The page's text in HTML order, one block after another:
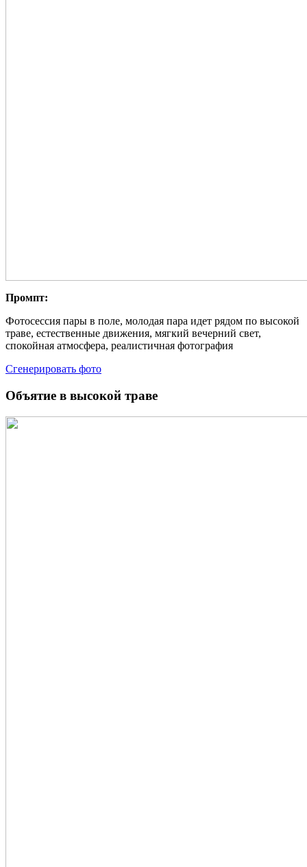
Промпт:
Фотосессия пары в поле, молодая пара идет рядом по высокой
траве, естественные движения, мягкий вечерний свет,
спокойная атмосфера, реалистичная фотография
Сгенерировать фото
Объятие в высокой траве